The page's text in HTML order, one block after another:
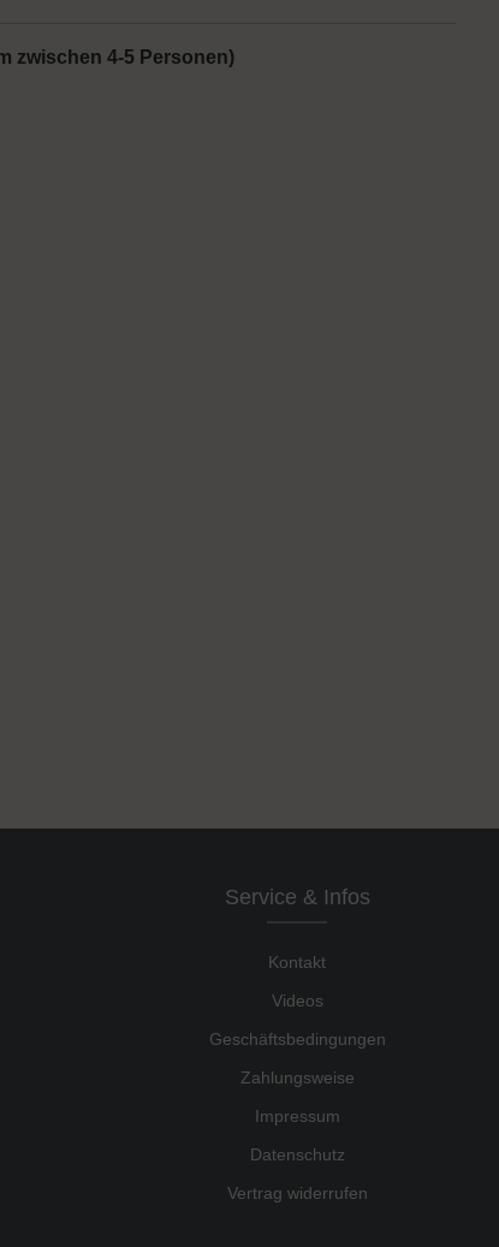
zwischen 4-5 Personen)
Service & Infos
Kontakt
Videos
Geschäftsbedingungen
Zahlungsweise
Impressum
Datenschutz
Vertrag widerrufen